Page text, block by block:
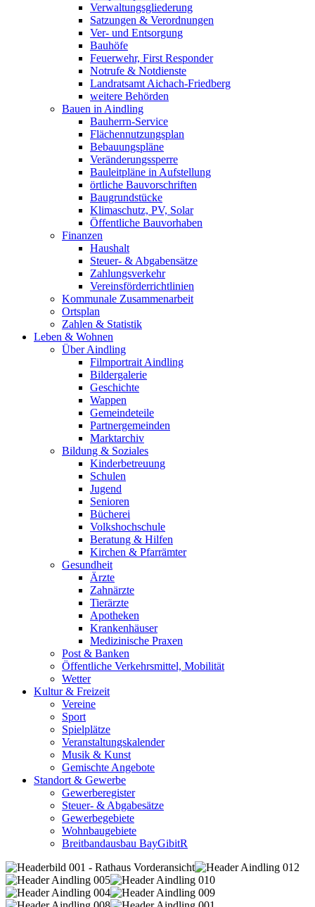
Verwaltungsgliederung
Satzungen & Verordnungen
Ver- und Entsorgung
Bauhöfe
Feuerwehr, First Responder
Notrufe & Notdienste
Landratsamt Aichach-Friedberg
weitere Behörden
Bauen in Aindling
Bauherrn-Service
Flächennutzungsplan
Bebauungspläne
Veränderungssperre
Bauleitpläne in Aufstellung
örtliche Bauvorschriften
Baugrundstücke
Klimaschutz, PV, Solar
Öffentliche Bauvorhaben
Finanzen
Haushalt
Steuer- & Abgabensätze
Zahlungsverkehr
Vereinsförderrichtlinien
Kommunale Zusammenarbeit
Ortsplan
Zahlen & Statistik
Leben & Wohnen
Über Aindling
Filmportrait Aindling
Bildergalerie
Geschichte
Wappen
Gemeindeteile
Partnergemeinden
Marktarchiv
Bildung & Soziales
Kinderbetreuung
Schulen
Jugend
Senioren
Bücherei
Volkshochschule
Beratung & Hilfen
Kirchen & Pfarrämter
Gesundheit
Ärzte
Zahnärzte
Tierärzte
Apotheken
Krankenhäuser
Medizinische Praxen
Post & Banken
Öffentliche Verkehrsmittel, Mobilität
Wetter
Kultur & Freizeit
Vereine
Sport
Spielplätze
Veranstaltungskalender
Musik & Kunst
Gemischte Angebote
Standort & Gewerbe
Gewerberegister
Steuer- & Abgabesätze
Gewerbegebiete
Wohnbaugebiete
Breitbandausbau BayGibitR